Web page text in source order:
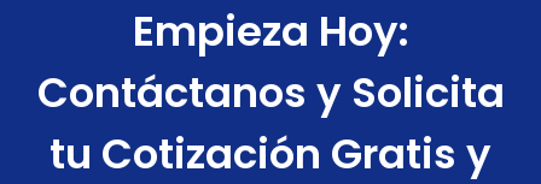
Empieza Hoy:
Contáctanos y Solicita
tu Cotización Gratis y